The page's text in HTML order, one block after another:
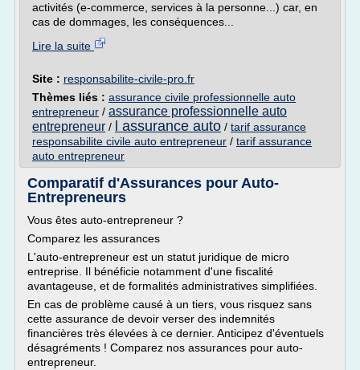
activités (e-commerce, services à la personne...) car, en
cas de dommages, les conséquences...
Lire la suite
Site : responsabilite-civile-pro.fr
Thèmes liés : assurance civile professionnelle auto
entrepreneur / assurance professionnelle auto
entrepreneur / l assurance auto / tarif assurance
responsabilite civile auto entrepreneur / tarif assurance
auto entrepreneur
Comparatif d'Assurances pour Auto-
Entrepreneurs
Vous êtes auto-entrepreneur ?
Comparez les assurances
L'auto-entrepreneur est un statut juridique de micro
entreprise. Il bénéficie notamment d'une fiscalité
avantageuse, et de formalités administratives simplifiées.
En cas de problème causé à un tiers, vous risquez sans
cette assurance de devoir verser des indemnités
financières très élevées à ce dernier. Anticipez d'éventuels
désagréments ! Comparez nos assurances pour auto-
entrepreneur.